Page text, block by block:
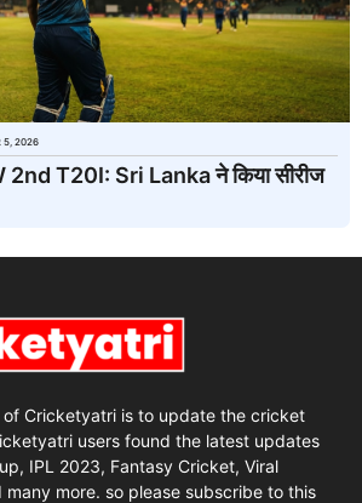
5, 2026
T20I: Sri Lanka ने किया सीरीज
of Cricketyatri is to update the cricket
users found the latest updates
IPL 2023, Fantasy Cricket, Viral
many more. so please subscribe to this